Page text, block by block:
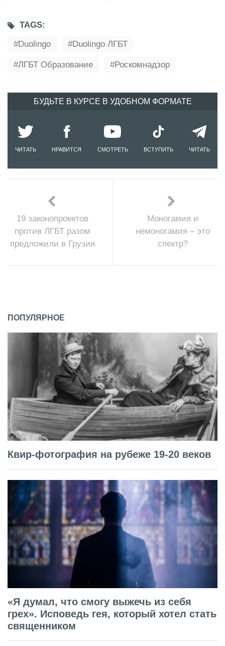
TAGS:
Duolingo
Duolingo ЛГБТ
ЛГБТ Образование Роскомнадзор
БУДЬТЕ В КУРСЕ В УДОБНОМ ФОРМАТЕ
ЧИТАТЬ НРАВИТСЯ СМОТРЕТЬ ВСТУПИТЬ ЧИТАТЬ
19 законопроектов
против ЛГБТ разом
предложили в Грузии
Моногамия и
немоногамия – это
спектр?
ПОПУЛЯРНОЕ
Квир-фотография на рубеже 19-20 веков
«Я думал, что смогу выжечь из себя
грех». Исповедь гея, который хотел стать
священником